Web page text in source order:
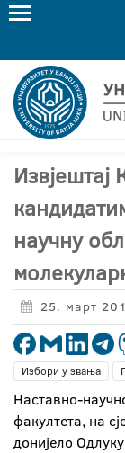
научну
25. март
Избори у звања
Наставно-
факултета, на
донијело